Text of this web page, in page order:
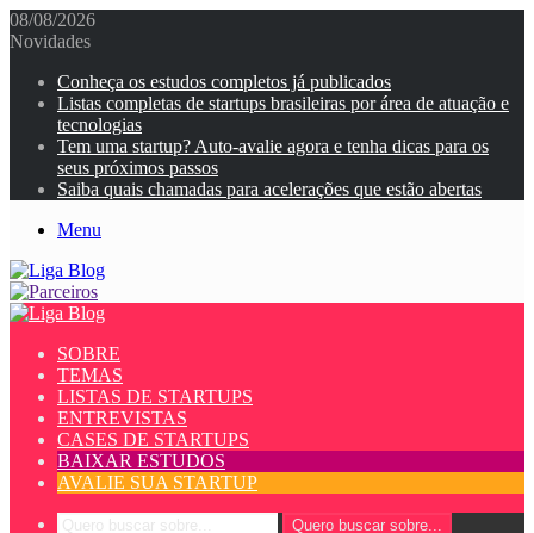
08/08/2026
Novidades
Conheça os estudos completos já publicados
Listas completas de startups brasileiras por área de atuação e
tecnologias
Tem uma startup? Auto-avalie agora e tenha dicas para os
seus próximos passos
Saiba quais chamadas para acelerações que estão abertas
Menu
SOBRE
TEMAS
LISTAS DE STARTUPS
ENTREVISTAS
CASES DE STARTUPS
BAIXAR ESTUDOS
AVALIE SUA STARTUP
Quero buscar sobre...